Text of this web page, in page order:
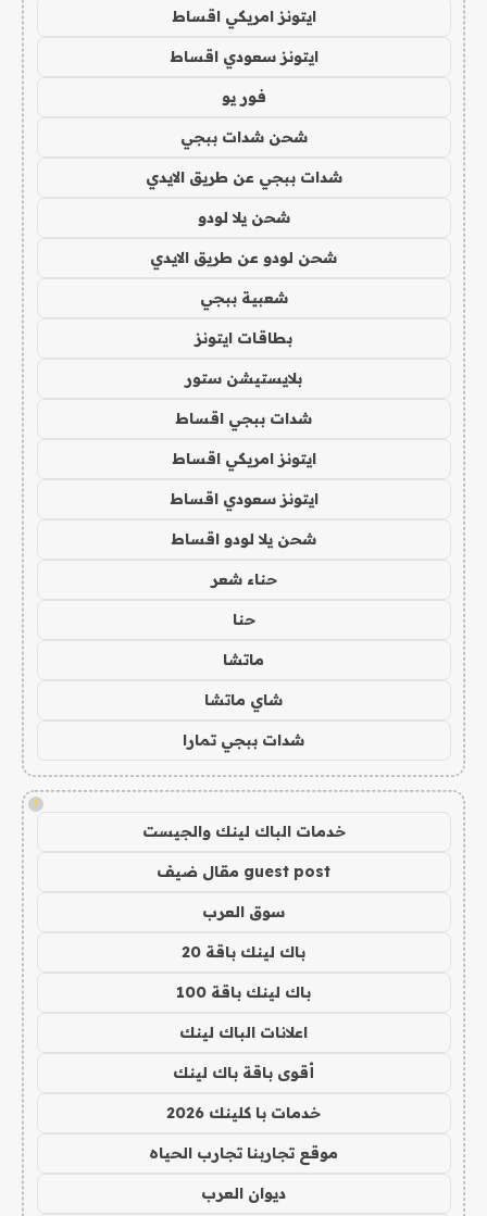
ايتونز امريكي اقساط
ايتونز سعودي اقساط
فور يو
شحن شدات ببجي
شدات ببجي عن طريق الايدي
شحن يلا لودو
شحن لودو عن طريق الايدي
شعبية ببجي
بطاقات ايتونز
بلايستيشن ستور
شدات ببجي اقساط
ايتونز امريكي اقساط
ايتونز سعودي اقساط
شحن يلا لودو اقساط
حناء شعر
حنا
ماتشا
شاي ماتشا
شدات ببجي تمارا
!
خدمات الباك لينك والجيست
guest post مقال ضيف
سوق العرب
باك لينك باقة 20
باك لينك باقة 100
اعلانات الباك لينك
أقوى باقة باك لينك
خدمات با كلينك 2026
موقع تجاربنا تجارب الحياه
ديوان العرب